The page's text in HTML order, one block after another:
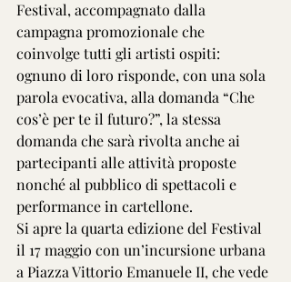
Festival, accompagnato dalla
campagna promozionale che
coinvolge tutti gli artisti ospiti:
ognuno di loro risponde, con una sola
parola evocativa, alla domanda “Che
cos’è per te il futuro?”, la stessa
domanda che sarà rivolta anche ai
partecipanti alle attività proposte
nonché al pubblico di spettacoli e
performance in cartellone.
Si apre la quarta edizione del Festival
il 17 maggio con un’incursione urbana
a Piazza Vittorio Emanuele II, che vede